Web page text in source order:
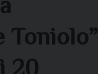
Toniolo”
20